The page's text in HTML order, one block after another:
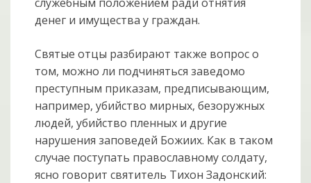
денег и имущества у граждан.
Святые отцы разбирают также вопрос о
том, можно ли подчиняться заведомо
преступным приказам, предписывающим,
например, убийство мирных, безоружных
людей, убийство пленных и другие
нарушения заповедей Божиих. Как в таком
случае поступать православному солдату,
ясно говорит святитель Тихон Задонский: